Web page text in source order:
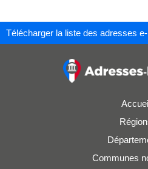
Télécharger la liste des adresses
Communes